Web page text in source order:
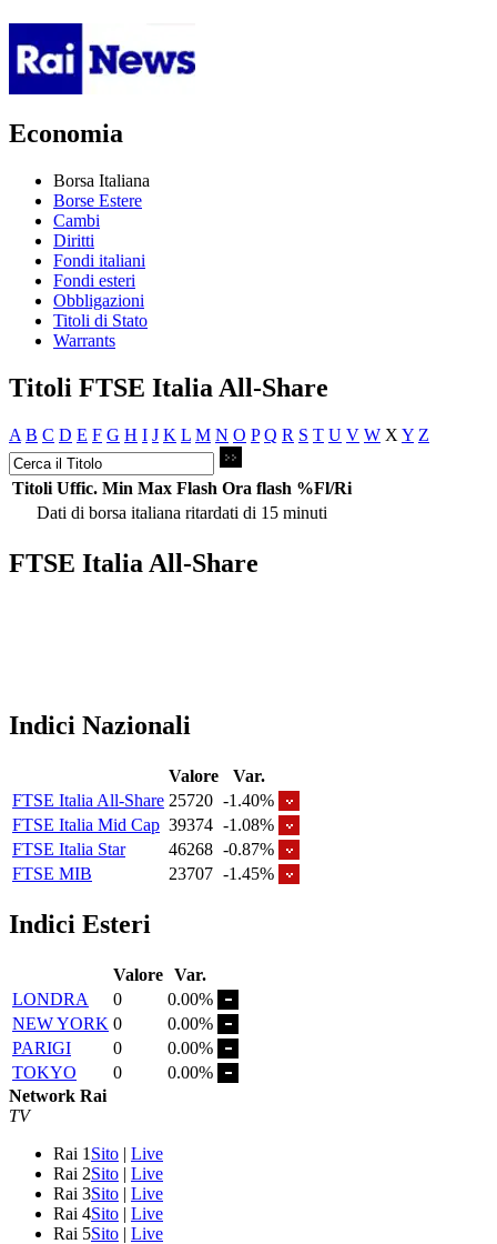
Economia
Borsa Italiana
Borse Estere
Cambi
Diritti
Fondi italiani
Fondi esteri
Obbligazioni
Titoli di Stato
Warrants
Titoli FTSE Italia All-Share
A B C D E F G H I J K L M N O P Q R S T U V W X Y Z
Titoli Uffic. Min Max Flash Ora flash %Fl/Ri
Dati di borsa italiana ritardati di 15 minuti
FTSE Italia All-Share
Indici Nazionali
Valore
Var.
FTSE Italia All-Share 25720 -1.40%
FTSE Italia Mid Cap 39374 -1.08%
FTSE Italia Star
46268 -0.87%
FTSE MIB
23707 -1.45%
Indici Esteri
Valore Var.
LONDRA
0
0.00%
NEW YORK 0
0.00%
PARIGI
0
0.00%
TOKYO
0
0.00%
Network Rai
TV
Rai 1 Sito | Live
Rai 2Sito | Live
Rai 3Sito | Live
Rai 4Sito | Live
Rai 5Sito | Live